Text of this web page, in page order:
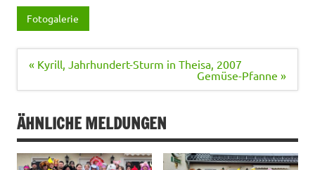
Fotogalerie
Beitragsnavigation
« Kyrill, Jahrhundert-Sturm in Theisa, 2007
Gemüse-Pfanne »
ÄHNLICHE MELDUNGEN